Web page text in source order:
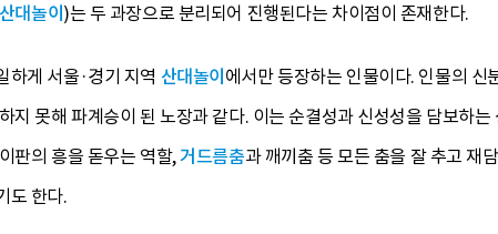
대놀이)는 두 과장으로 분리되어 진행된다는 차이점이 존재한다.
하게 서울·경기 지역 산대놀이 에서만 등장하는 인물이다. 인물의 신
지 못해 파계승이 된 노장과 같다. 이는 순결성과 신성성을 담보하
판의 흥을 돋우는 역할,거드름춤과 깨끼춤 등 모든 춤을 잘 추고 재
도 한다.